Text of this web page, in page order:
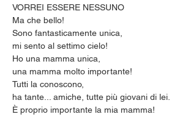
VORREI ESSERE NESSUNO
Ma che bello!
Sono fantasticamente unica,
mi sento al settimo cielo!
Ho una mamma unica,
una mamma molto importante!
Tutti la conoscono,
ha tante... amiche, tutte più giovani di lei.
È proprio importante la mia mamma!